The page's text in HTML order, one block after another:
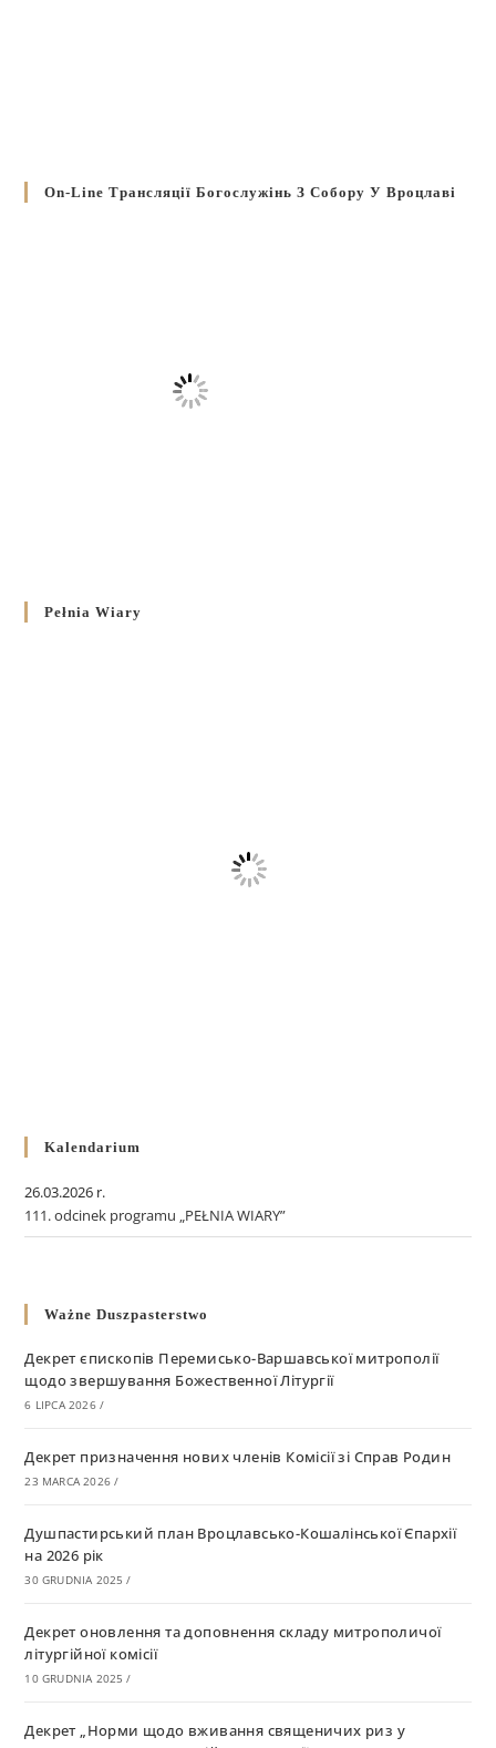
On-Line Трансляції Богослужінь З Собору У Вроцлаві
Pełnia Wiary
Kalendarium
26.03.2026 r.
111. odcinek programu „PEŁNIA WIARY”
Ważne Duszpasterstwo
Декрет єпископів Перемисько-Варшавської митрополії
щодо звершування Божественної Літургії
6 LIPCA 2026 /
Декрет призначення нових членів Комісії зі Справ Родин
23 MARCA 2026 /
Душпастирський план Вроцлавсько-Кошалінської Єпархії
на 2026 рік
30 GRUDNIA 2025 /
Декрет оновлення та доповнення складу митрополичої
літургійної комісії
10 GRUDNIA 2025 /
Декрет „Норми щодо вживання священичих риз у